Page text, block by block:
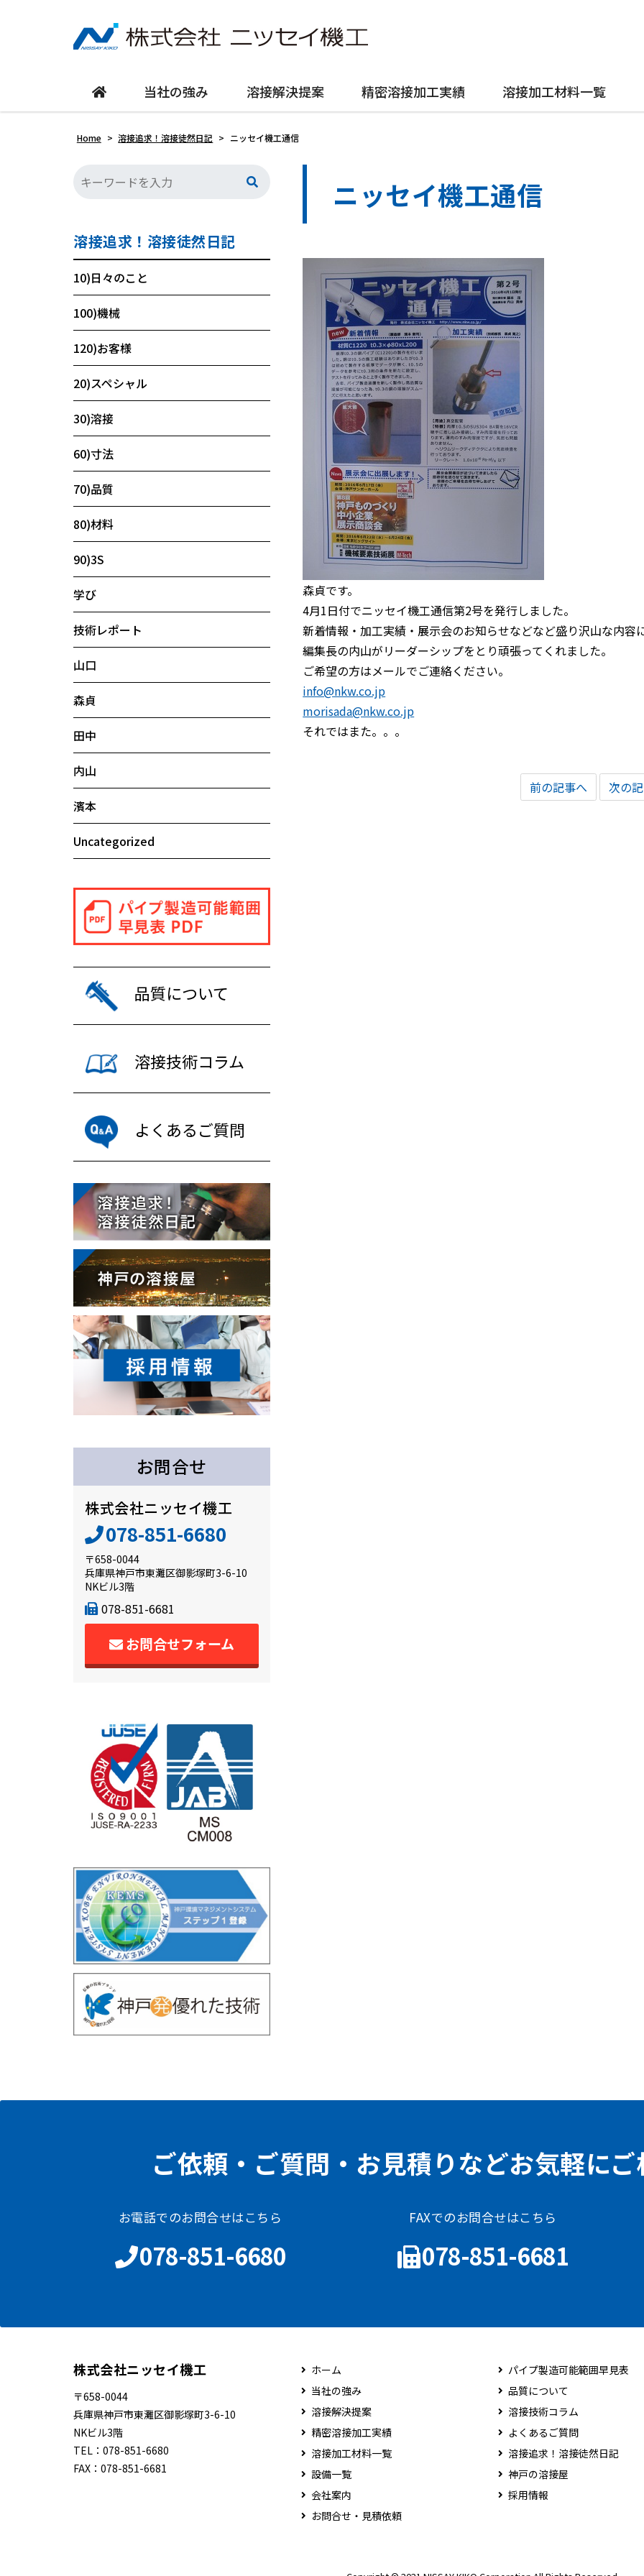
当社の強み 溶接解決提案 精密溶接加工実績 溶接加工材料一覧
Home > 溶接追求！溶接徒然日記 > ニッセイ機工通信
ニッセイ機工通信
森貞です。
4月1日付でニッセイ機工通信第2号を発行しました。
新着情報・加工実績・展示会のお知らせなどなど盛り沢山な内容
編集長の内山がリーダーシップをとり頑張ってくれました。
ご希望の方はメールでご連絡ください。
info@nkw.co.jp
morisada@nkw.co.jp
それではまた。。。
前の記事へ 次の
溶接追求！溶接徒然日記
10)日々のこと
100)機械
120)お客様
20)スペシャル
30)溶接
60)寸法
70)品質
80)材料
90)3S
学び
技術レポート
山口
森貞
田中
内山
濱本
Uncategorized
品質について
溶接技術コラム
よくあるご質問
お問合せ
株式会社ニッセイ機工
078-851-6680
〒658-0044
兵庫県神戸市東灘区御影塚町3-6-10
NKビル3階
078-851-6681
お問合せフォーム
ご依頼・ご質問・お見積りなどお気軽に
お電話でのお問合せはこちら
078-851-6680
FAXでのお問合せはこちら
078-851-6681
株式会社ニッセイ機工
〒658-0044
兵庫県神戸市東灘区御影塚町3-6-10
NKビル3階
TEL： 078-851-6680
FAX： 078-851-6681
ホーム
当社の強み
溶接解決提案
精密溶接加工実績
溶接加工材料一覧
設備一覧
会社案内
お問合せ・見積依頼
パイプ製造可能範囲早見表
品質について
溶接技術コラム
よくあるご質問
溶接追求！溶接徒然日記
神戸の溶接屋
採用情報